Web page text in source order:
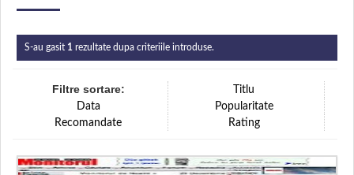
S-au gasit 1 rezultate dupa criteriile introduse.
Filtre sortare:
Titlu
Data
Popularitate
Recomandate
Rating